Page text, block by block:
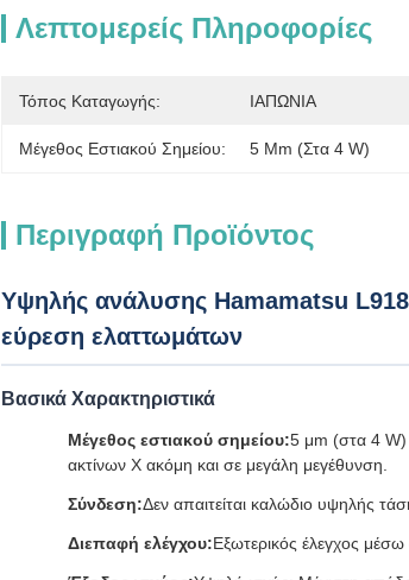
Λεπτομερείς Πληροφορίες
Τόπος Καταγωγής: ΙΑΠΩΝΙΑ
Μέγεθος Εστιακού Σημείου: 5 Μm (στα 4 W)
Περιγραφή Προϊόντος
Υψηλής ανάλυσης Hamamatsu
εύρεση ελαττωμάτων
Βασικά Χαρακτηριστικά
Μέγεθος εστιακού σημείου:5 μm (στα 4 W)
ακτίνων Χ ακόμη και σε μεγάλη μεγέθυνση.
Σύνδεση:Δεν απαιτείται καλώδιο υψηλής
Διεπαφή ελέγχου:Εξωτερικός έλεγχος